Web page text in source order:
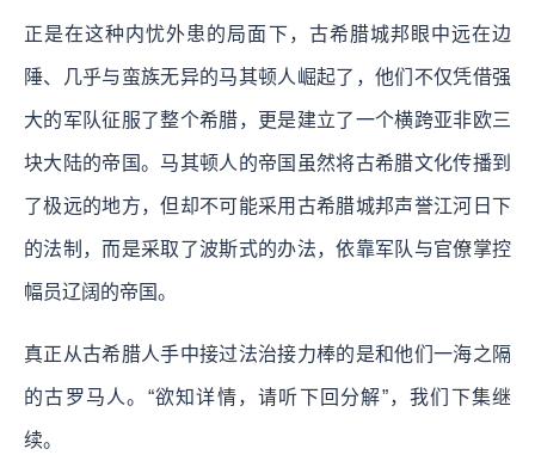
正是在这种内忧外患的局面下，古希腊城邦眼中远在边
陲、几乎与蛮族无异的马其顿人崛起了，他们不仅凭借强
大的军队征服了整个希腊，更是建立了一个横跨亚非欧三
块大陆的帝国。马其顿人的帝国虽然将古希腊文化传播到
了极远的地方，但却不可能采用古希腊城邦声誉江河日下
的法制，而是采取了波斯式的办法，依靠军队与官僚掌控
幅员辽阔的帝国。
真正从古希腊人手中接过法治接力棒的是和他们一海之隔
的古罗马人。“欲知详情，请听下回分解”，我们下集继
续。